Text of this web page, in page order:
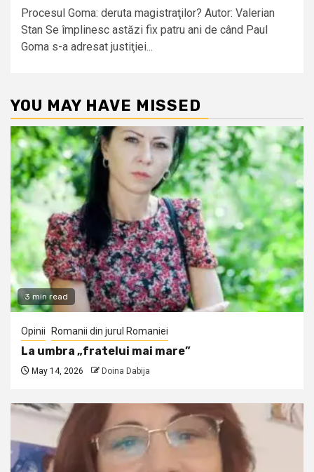
Procesul Goma: deruta magistraţilor? Autor: Valerian
Stan Se împlinesc astăzi fix patru ani de când Paul
Goma s-a adresat justiţiei...
YOU MAY HAVE MISSED
3 min read
Opinii Romanii din jurul Romaniei
La umbra „fratelui mai mare”
May 14, 2026 Doina Dabija